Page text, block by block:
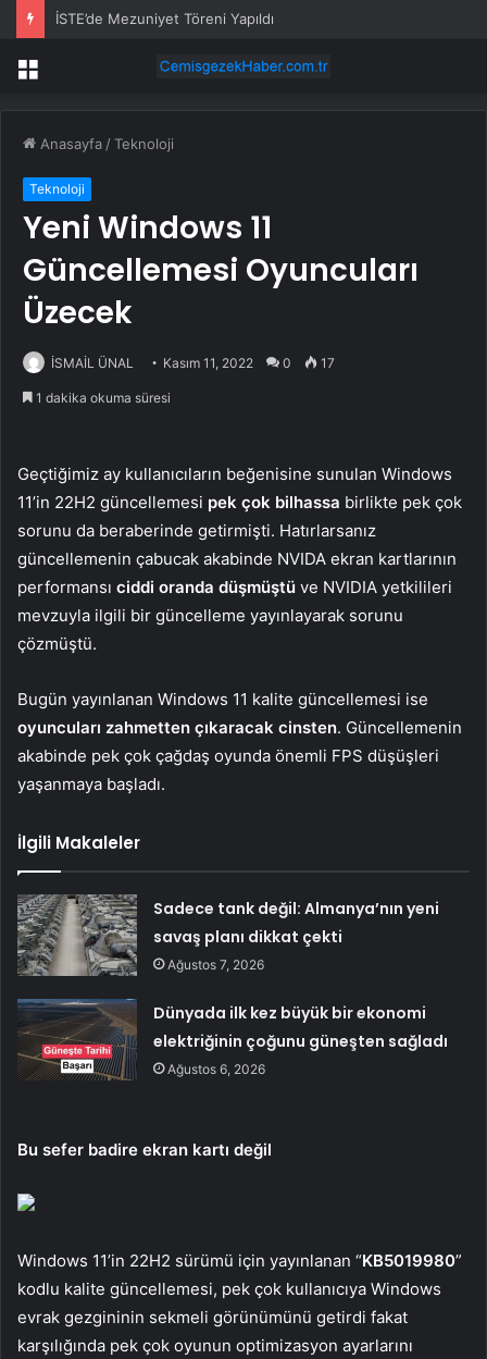
İSTE’de Mezuniyet Töreni Yapıldı
Menü
Anasayfa /Teknoloji
Teknoloji
Yeni Windows 11
Güncellemesi Oyuncuları
Üzecek
İSMAİL ÜNAL Kasım 11, 2022 0 17
1 dakika okuma süresi
Geçtiğimiz ay kullanıcıların beğenisine sunulan Windows
11’in 22H2 güncellemesi pek çok bilhassa birlikte pek çok
sorunu da beraberinde getirmişti. Hatırlarsanız
güncellemenin çabucak akabinde NVIDA ekran kartlarının
performansı ciddi oranda düşmüştü ve NVIDIA yetkilileri
mevzuyla ilgili bir güncelleme yayınlayarak sorunu
çözmüştü.
Bugün yayınlanan Windows 11 kalite güncellemesi ise
oyuncuları zahmetten çıkaracak cinsten. Güncellemenin
akabinde pek çok çağdaş oyunda önemli FPS düşüşleri
yaşanmaya başladı.
İlgili Makaleler
Sadece tank değil: Almanya’nın yeni
savaş planı dikkat çekti
Ağustos 7, 2026
Dünyada ilk kez büyük bir ekonomi
elektriğinin çoğunu güneşten sağladı
Ağustos 6, 2026
Bu sefer badire ekran kartı değil
Windows 11’in 22H2 sürümü için yayınlanan “KB5019980”
kodlu kalite güncellemesi, pek çok kullanıcıya Windows
evrak gezgininin sekmeli görünümünü getirdi fakat
karşılığında pek çok oyunun optimizasyon ayarlarını